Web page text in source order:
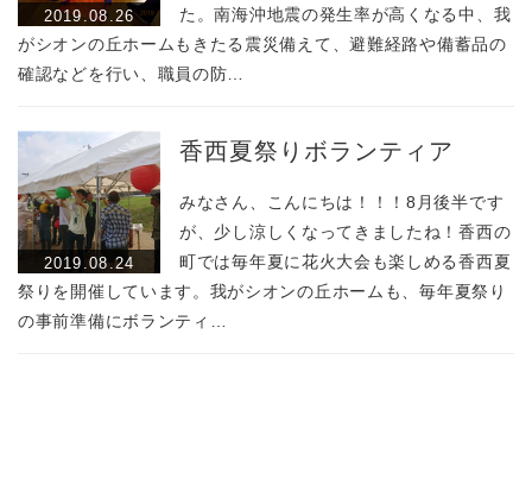
2019.08.26
た。南海沖地震の発生率が高くなる中、我
がシオンの丘ホームもきたる震災備えて、避難経路や備蓄品の
確認などを行い、職員の防…
2019.08.24
香西夏祭りボランティア
みなさん、こんにちは！！！8月後半です
が、少し涼しくなってきましたね！香西の
町では毎年夏に花火大会も楽しめる香西夏
祭りを開催しています。我がシオンの丘ホームも、毎年夏祭り
の事前準備にボランティ…